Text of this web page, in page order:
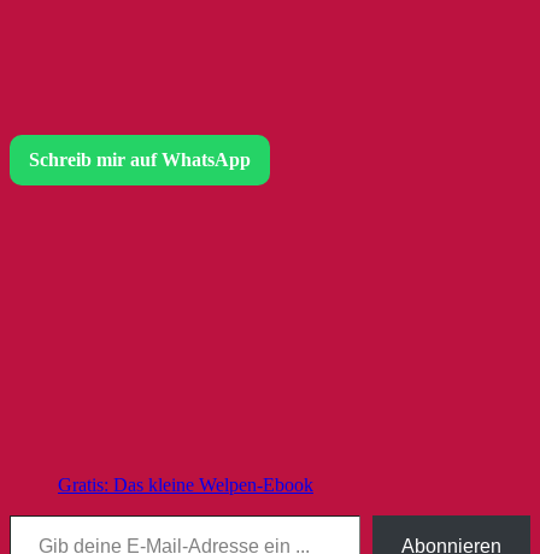
Schreib mir auf WhatsApp
Gratis: Das kleine Welpen-Ebook
Gib deine E-Mail-Adresse ein ...
Abonnieren